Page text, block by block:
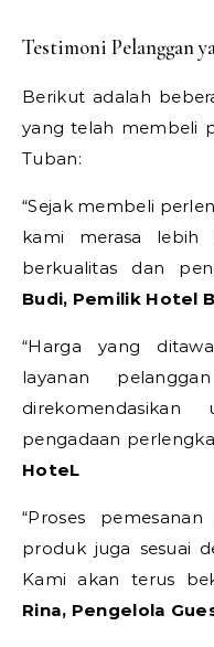
Testimoni Pelanggan
Berikut adalah
yang telah membeli
Tuban:
“Sejak membeli
kami merasa lebih
berkualitas dan
Budi, Pemilik Hotel
“Harga yang
layanan
pengadaan
HoteL
“Proses
produk juga sesuai
Kami akan terus
Rina, Pengelola